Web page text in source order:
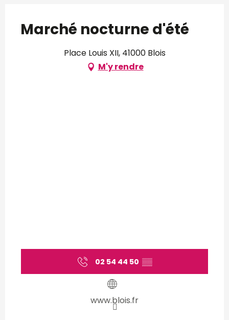
Marché nocturne d'été
Place Louis XII, 41000 Blois
M'y rendre
02 54 44 50 ▒▒
www.blois.fr